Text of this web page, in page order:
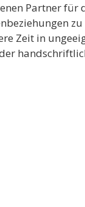
Partner für
zu
Zeit in